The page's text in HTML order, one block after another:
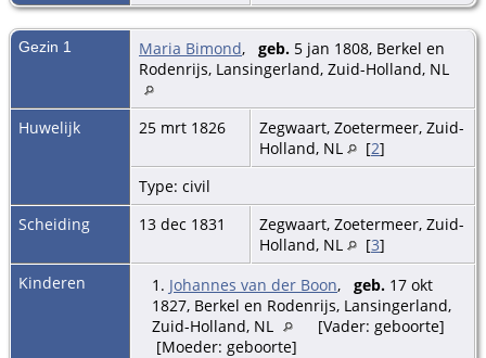
Gezin 1 Maria Bimond, geb. 5 jan 1808, Berkel en
Rodenrijs, Lansingerland, Zuid-Holland, NL
Huwelijk 25 mrt 1826
Zegwaart, Zoetermeer, Zuid-
Holland, NL
[2]
Type: civil
Scheiding
13 dec 1831
Zegwaart, Zoetermeer, Zuid-
Holland, NL
[3]
Kinderen
1. Johannes van der Boon, geb. 17 okt
1827, Berkel en Rodenrijs, Lansingerland,
Zuid-Holland, NL
[Vader: geboorte]
[Moeder: geboorte]